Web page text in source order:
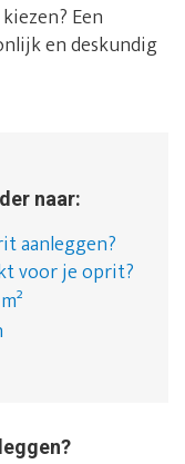
Een
en deskundig
naar:
aanleggen?
voor je oprit?